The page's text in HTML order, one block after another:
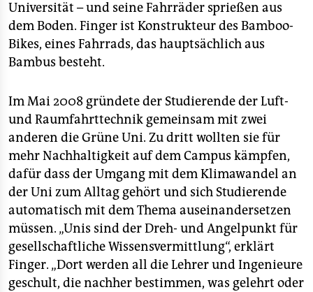
verlag
veranstaltungen
shop
unterstützen
abo
genossenschaft
epaper login
Universität – und seine Fahrräder sprießen aus
dem Boden. Finger ist Konstrukteur des Bamboo-
Bikes, eines Fahrrads, das hauptsächlich aus
Bambus besteht.
Im Mai 2008 gründete der Studierende der Luft-
und Raumfahrttechnik gemeinsam mit zwei
anderen die Grüne Uni. Zu dritt wollten sie für
mehr Nachhaltigkeit auf dem Campus kämpfen,
dafür dass der Umgang mit dem Klimawandel an
der Uni zum Alltag gehört und sich Studierende
automatisch mit dem Thema auseinandersetzen
müssen. „Unis sind der Dreh- und Angelpunkt für
gesellschaftliche Wissensvermittlung“, erklärt
Finger. „Dort werden all die Lehrer und Ingenieure
geschult, die nachher bestimmen, was gelehrt oder